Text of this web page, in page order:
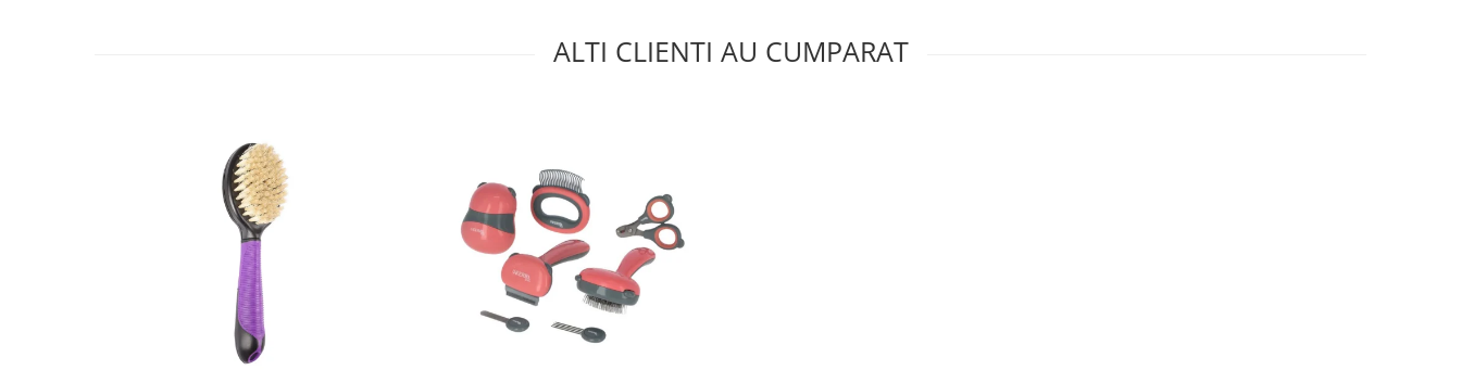
ALTI CLIENTI AU CUMPARAT